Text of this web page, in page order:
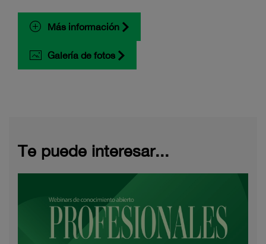
Más información
Galería de fotos
Te puede interesar...